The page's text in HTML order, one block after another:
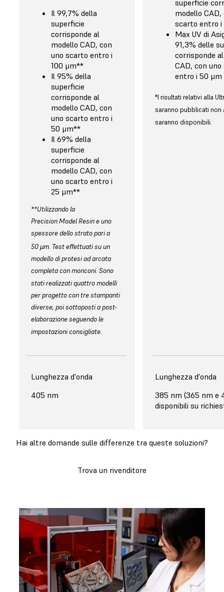
Monitoraggio
Videocamera integrata per
Il 99,7% della
superficie
corrisponde al
modello CAD, con
uno scarto entro i
100 μm**
Il 95% della
superficie
corrisponde al
modello CAD, con
uno scarto entro i
50 μm**
Il 69% della
superficie
corrisponde al
modello CAD, con
uno scarto entro i
25 μm**
**Utilizzando la
Precision Model Resin e uno
spessore dello strato pari a
50 µm. Test effettuati su un
modello di protesi ad arcata
completa con monconi. Sono
stati realizzati quattro modelli
per progetto con tre stampanti
diverse, poi sottoposti a post-
elaborazione seguendo le
impostazioni consigliate.
Lunghezza d'onda
405 nm
Monitoraggio
Nessuna
superficie
modello CAD,
scarto entro i
Max UV di
91,3% delle
corrisponde
CAD, con
entro i 50 μm
*I risultati relativi alla
saranno pubblicati non
saranno disponibili.
Lunghezza d'onda
385 nm (365 nm e
disponibili su
Hai altre domande sulle differenze tra queste soluzioni?
Trova un rivenditore